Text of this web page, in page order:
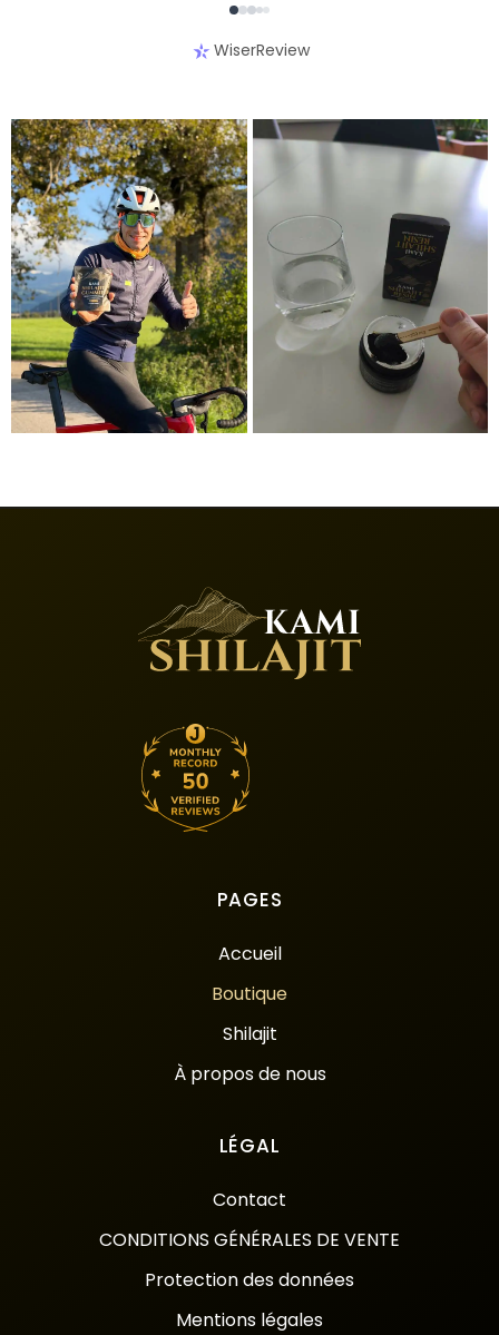
WiserReview
PAGES
Accueil
Boutique
Shilajit
À propos de nous
LÉGAL
Contact
CONDITIONS GÉNÉRALES DE VENTE
Protection des données
Mentions légales